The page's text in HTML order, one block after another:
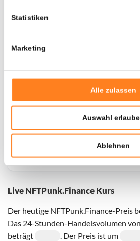
Statistiken
Marketing
Alle zulassen
Auswahl
Ablehnen
Live NFTPunk.Finance Kurs
Der heutige NFTPunk.Finance-Preis
Das 24-Stunden-Handelsvolumen
beträgt
. Der Preis ist um
opgehaald, probeer het later